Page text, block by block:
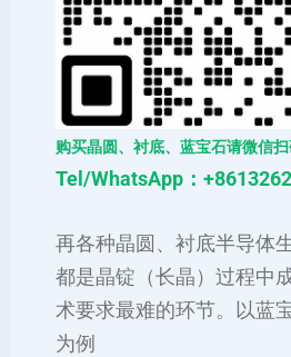
购买晶圆、衬底、蓝宝石请微信
Tel/WhatsApp：
再各种晶圆、衬底半导体
都是晶锭（长晶）过程中
术要求最难的环节。以蓝
为例